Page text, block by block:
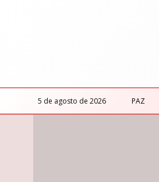
5 de agosto de 2026 PAZ